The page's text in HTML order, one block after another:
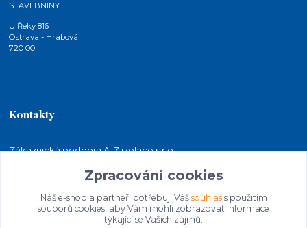
STAVEBNINY
U Řeky 816
Ostrava - Hrabová
720 00
Kontakty
Zákaznická podpora A-Z izolace s.r.o.
jakubkaleta@azizolace.cz
Zpracování cookies
Náš e-shop a partneři potřebují Váš souhlass použitím
souborů cookies, aby Vám mohli zobrazovat informace
týkající se Vašich zájmů.